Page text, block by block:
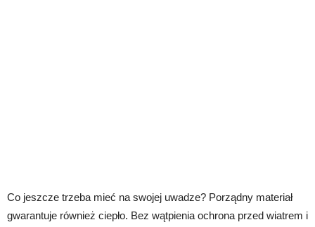
Co jeszcze trzeba mieć na swojej uwadze? Porządny materiał
gwarantuje również ciepło. Bez wątpienia ochrona przed wiatrem i